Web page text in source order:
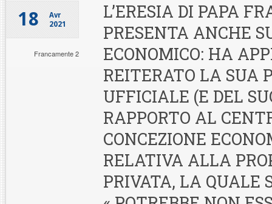
18
Avr
2021
Francamente 2
L’ERESIA DI PAPA
PRESENTA ANCHE
ECONOMICO: HA
REITERATO LA SUA
UFFICIALE (E DEL
RAPPORTO AL
CONCEZIONE
RELATIVA ALLA
PRIVATA, LA QUALE